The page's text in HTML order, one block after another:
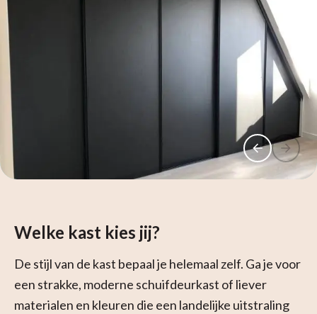
Welke kast kies jij?
De stijl van de kast bepaal je helemaal zelf. Ga je voor
een strakke, moderne schuifdeurkast of liever
materialen en kleuren die een landelijke uitstraling